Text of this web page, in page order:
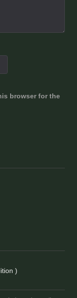
browser for the
)